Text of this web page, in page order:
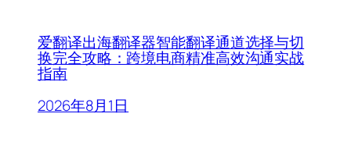
爱翻译出海翻译器智能翻译通道选择与切
换完全攻略：跨境电商精准高效沟通实战
指南
2026年8月1日